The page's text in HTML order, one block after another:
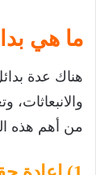
ما هي
هناك عدة
والانبعاثات،
من أهم هذه